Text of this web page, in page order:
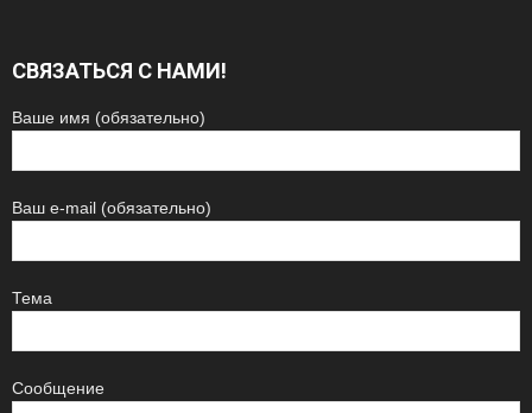
СВЯЗАТЬСЯ С НАМИ!
Ваше имя (обязательно)
Ваш e-mail (обязательно)
Тема
Сообщение